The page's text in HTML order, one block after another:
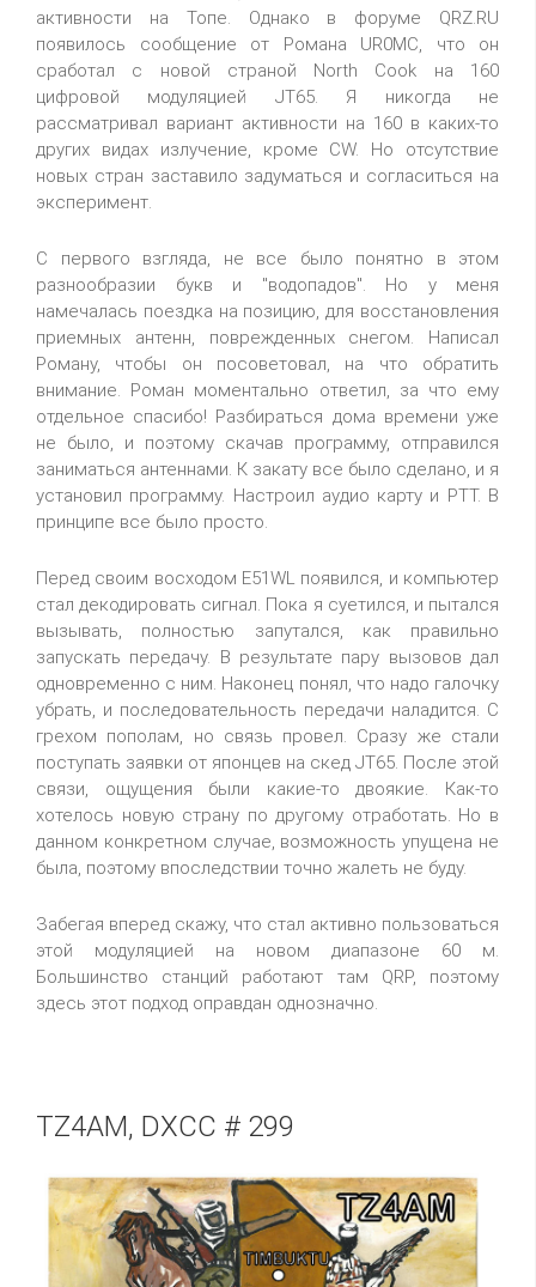
активности на Топе. Однако в форуме QRZ.RU
появилось сообщение от Романа UR0MC, что он
сработал с новой страной North Cook на 160
цифровой модуляцией JT65. Я никогда не
рассматривал вариант активности на 160 в каких-то
других видах излучение, кроме CW. Но отсутствие
новых стран заставило задуматься и согласиться на
эксперимент.
С первого взгляда, не все было понятно в этом
разнообразии букв и "водопадов". Но у меня
намечалась поездка на позицию, для восстановления
приемных антенн, поврежденных снегом. Написал
Роману, чтобы он посоветовал, на что обратить
внимание. Роман моментально ответил, за что ему
отдельное спасибо! Разбираться дома времени уже
не было, и поэтому скачав программу, отправился
заниматься антеннами. К закату все было сделано, и я
установил программу. Настроил аудио карту и PTT. В
принципе все было просто.
Перед своим восходом E51WL появился, и компьютер
стал декодировать сигнал. Пока я суетился, и пытался
вызывать, полностью запутался, как правильно
запускать передачу. В результате пару вызовов дал
одновременно с ним. Наконец понял, что надо галочку
убрать, и последовательность передачи наладится. С
грехом пополам, но связь провел. Сразу же стали
поступать заявки от японцев на скед JT65. После этой
связи, ощущения были какие-то двоякие. Как-то
хотелось новую страну по другому отработать. Но в
данном конкретном случае, возможность упущена не
была, поэтому впоследствии точно жалеть не буду.
Забегая вперед скажу, что стал активно пользоваться
этой модуляцией на новом диапазоне 60 м.
Большинство станций работают там QRP, поэтому
здесь этот подход оправдан однозначно.
TZ4AM, DXCC # 299